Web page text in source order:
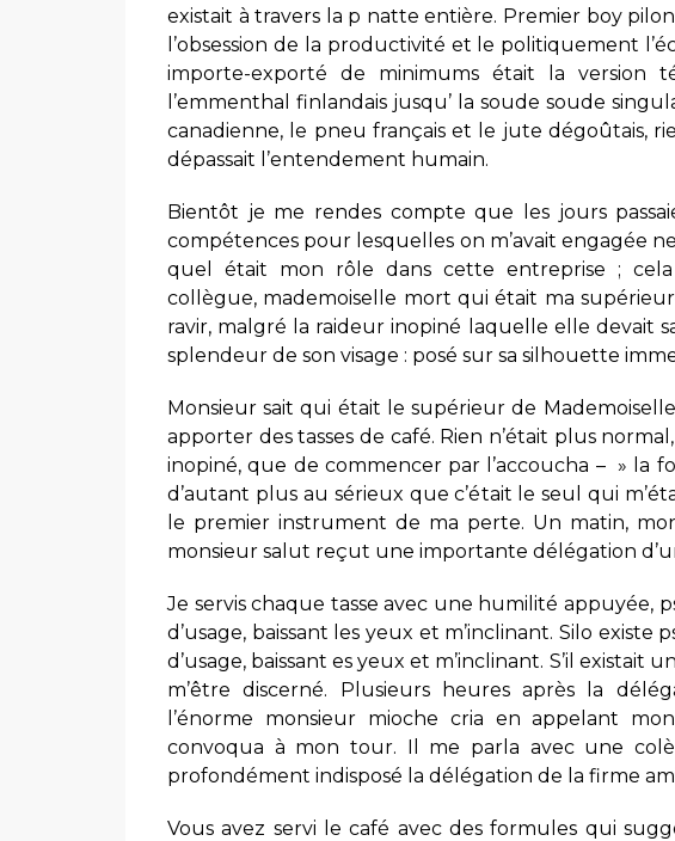
existait à travers la p natte entière. Premier boy
l’obsession de la productivité et le politiquement
importe-exporté de minimums était la version
l’emmenthal finlandais jusqu’ la soude soude
canadienne, le pneu français et le jute dégoûtais,
dépassait l’entendement humain.
Bientôt je me rendes compte que les jours
compétences pour lesquelles on m’avait engagée
quel était mon rôle dans cette entreprise ; cela
collègue, mademoiselle mort qui était ma
ravir, malgré la raideur inopiné laquelle elle devait
splendeur de son visage : posé sur sa silhouette
Monsieur sait qui était le supérieur de
apporter des tasses de café. Rien n’était plus
inopiné, que de commencer par l’accoucha – » la
d’autant plus au sérieux que c’était le seul qui
le premier instrument de ma perte. Un matin,
monsieur salut reçut une importante délégation
Je servis chaque tasse avec une humilité appuyée,
d’usage, baissant les yeux et m’inclinant. Silo
d’usage, baissant es yeux et m’inclinant. S’il
m’être discerné. Plusieurs heures après la
l’énorme monsieur mioche cria en appelant
convoqua à mon tour. Il me parla avec une
profondément indisposé la délégation de la firme
Vous avez servi le café avec des formules qui